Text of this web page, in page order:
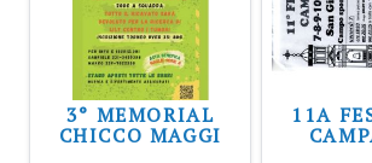
3° MEMORIAL
CHICCO MAGGI
11A